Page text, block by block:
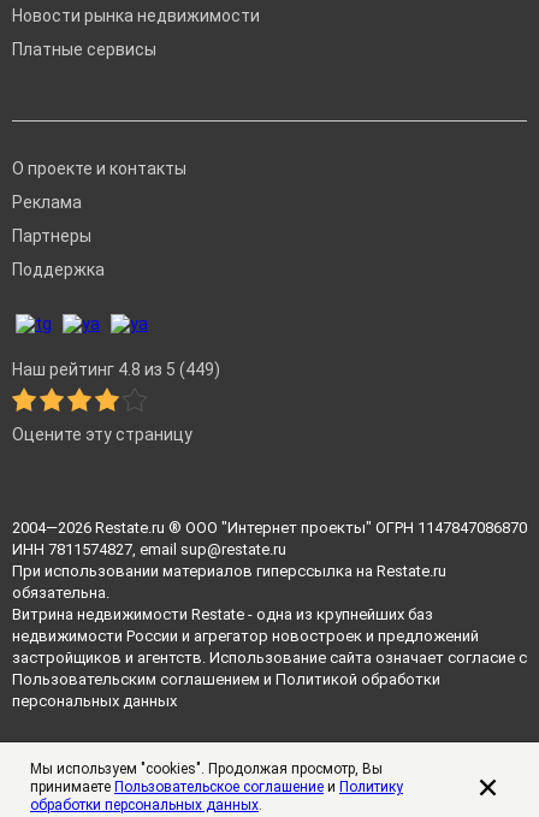
Новости рынка недвижимости
Платные сервисы
О проекте и контакты
Реклама
Партнеры
Поддержка
Наш рейтинг 4.8 из 5 (449)
Оцените эту страницу
2004—2026 Restate.ru ® ООО "Интернет проекты" ОГРН 1147847086870
ИНН 7811574827, email sup@restate.ru
При использовании материалов гиперссылка на Restate.ru
обязательна.
Витрина недвижимости Restate - одна из крупнейших баз
недвижимости России и агрегатор новостроек и предложений
застройщиков и агентств. Использование сайта означает согласие с
Пользовательским соглашением и Политикой обработки
персональных данных
Мы используем "cookies". Продолжая просмотр, Вы
принимаете Пользовательское соглашение и Политику
обработки персональных данных.